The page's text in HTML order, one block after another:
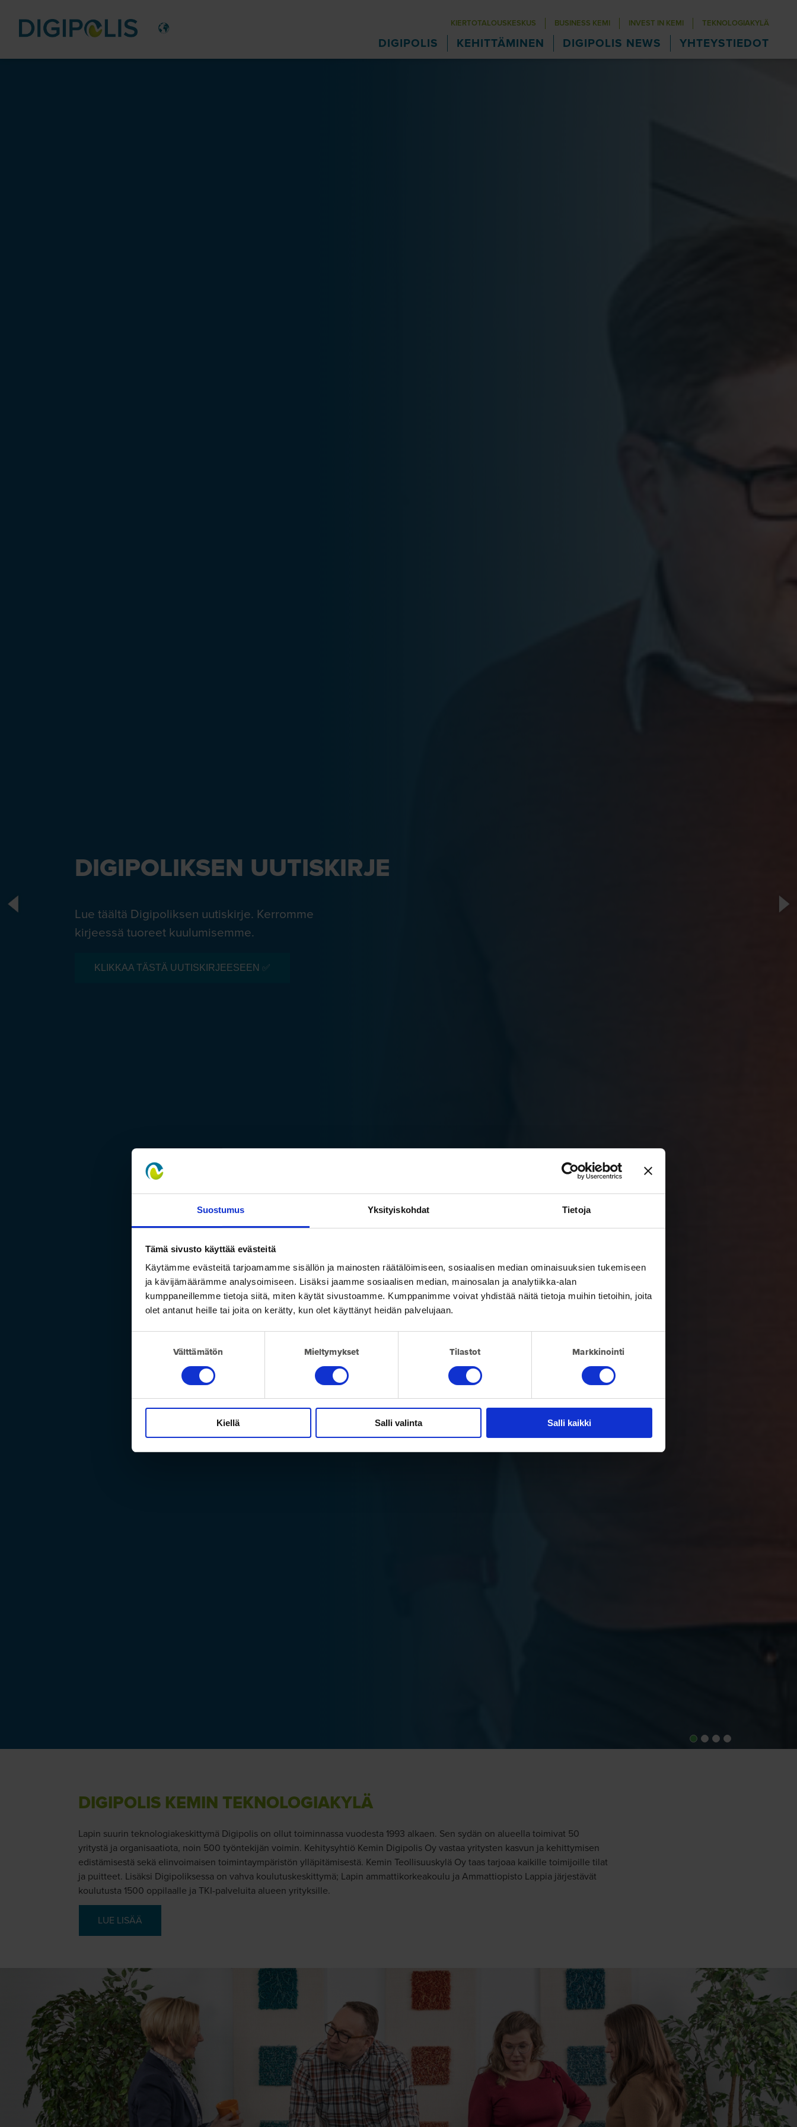
Suostumus Yksityiskohdat Tietoja
Tämä sivusto käyttää evästeitä
Käytämme evästeitä tarjoamamme sisällön ja mainosten räätälöimiseen, sosiaalisen median ominaisuuksien tukemiseen
ja kävijämäärämme analysoimiseen. Lisäksi jaamme sosiaalisen median, mainosalan ja analytiikka-alan
kumppaneillemme tietoja siitä, miten käytät sivustoamme. Kumppanimme voivat yhdistää näitä tietoja muihin tietoihin, joita
olet antanut heille tai joita on kerätty, kun olet käyttänyt heidän palvelujaan.
Välttämätön Mieltymykset Tilastot Markkinointi
Kiellä Salli valinta Salli kaikki
KIERTOTALOUSKESKUS BUSINESS KEMI INVEST IN KEMI TEKNOLOGIAKYLÄ
DIGIPOLIS KEHITTÄMINEN DIGIPOLIS NEWS YHTEYSTIEDOT
DIGIPOLIKSEN UUTISKIRJE
Lue täältä Digipoliksen uutiskirje. Kerromme
kirjeessä tuoreet kuulumisemme.
KLIKKAA TÄSTÄ UUTISKIRJEESEEN ✅
DIGIPOLIS KEMIN TEKNOLOGIAKYLÄ
Lapin suurin teknologiakeskittymä Digipolis on ollut toiminnassa vuodesta 1993 alkaen. Sen sydän on alueella toimivat 50
yritystä ja organisaatiota, noin 500 työntekijän voimin. Kehitysyhtiö Kemin Digipolis Oy vastaa yritysten kasvun ja kehittymisen
edistämisestä sekä elinvoimaisen toimintaympäristön ylläpitämisestä. Kemin Teollisuuskylä Oy taas tarjoaa kaikille toimijoille tilat
ja puitteet. Lisäksi Digipoliksessa on vahva koulutuskeskittymä; Lapin ammattikorkeakoulu ja Ammattiopisto Lappia järjestävät
koulutusta 1500 oppilaalle ja TKI-palveluita alueen yrityksille.
LUE LISÄÄ